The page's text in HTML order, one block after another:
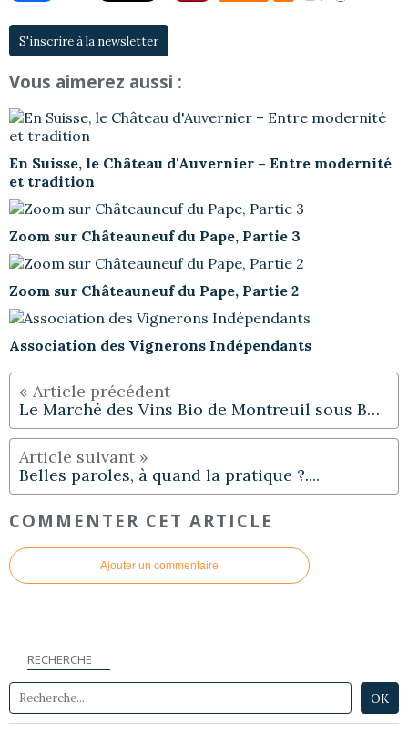
S'inscrire à la newsletter
Vous aimerez aussi :
En Suisse, le Château d'Auvernier – Entre modernité
et tradition
Zoom sur Châteauneuf du Pape, Partie 3
Zoom sur Châteauneuf du Pape, Partie 2
Association des Vignerons Indépendants
Le Marché des Vins Bio de Montreuil sous Bois
Belles paroles, à quand la pratique ?....
COMMENTER CET ARTICLE
Ajouter un commentaire
RECHERCHE